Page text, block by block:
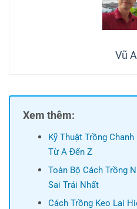
Vũ
Xem thêm:
Kỹ Thuật Trồng
Từ A Đến Z
Toàn Bộ Cách Trồng
Sai Trái Nhất
Cách Trồng Keo Lai